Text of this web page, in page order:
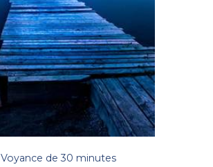
Voyance de 30 minutes